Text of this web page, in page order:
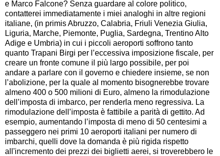
e Marco Falcone? Senza guardare al colore politico,
contatterei immediatamente i miei analoghi in altre regioni
italiane, (in primis Abruzzo, Calabria, Friuli Venezia Giulia,
Liguria, Marche, Piemonte, Puglia, Sardegna, Trentino Alto
Adige e Umbria) in cui i piccoli aeroporti soffrono tanto
quanto Trapani Birgi per l’eccessiva imposizione fiscale, per
creare un fronte comune il più largo possibile, per poi
andare a parlare con il governo e chiedere insieme, se non
l’abolizione, per la quale al momento bisognerebbe trovare
almeno 400 o 500 milioni di Euro, almeno la rimodulazione
dell’imposta di imbarco, per renderla meno regressiva. La
rimodulazione dell’imposta è fattibile a parità di gettito. Ad
esempio, aumentando l’imposta di meno di 50 centesimi a
passeggero nei primi 10 aeroporti italiani per numero di
imbarchi, quelli dove la domanda è più rigida rispetto
all'incremento dei prezzi dei biglietti aerei, si troverebbero le